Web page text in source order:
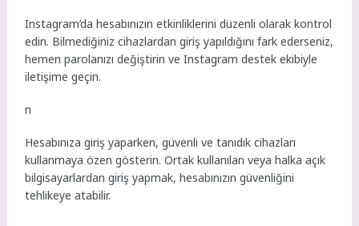
Instagram’da hesabınızın etkinliklerini düzenli olarak kontrol
edin. Bilmediğiniz cihazlardan giriş yapıldığını fark ederseniz,
hemen parolanızı değiştirin ve Instagram destek ekibiyle
iletişime geçin.
n
Hesabınıza giriş yaparken, güvenli ve tanıdık cihazları
kullanmaya özen gösterin. Ortak kullanılan veya halka açık
bilgisayarlardan giriş yapmak, hesabınızın güvenliğini
tehlikeye atabilir.